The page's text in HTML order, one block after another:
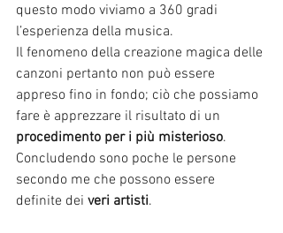
questo modo viviamo a 360 gradi
l’esperienza della musica.
Il fenomeno della creazione magica delle
canzoni pertanto non può essere
appreso fino in fondo; ciò che possiamo
fare è apprezzare il risultato di un
procedimento per i più misterioso.
Concludendo sono poche le persone
secondo me che possono essere
definite dei veri artisti.